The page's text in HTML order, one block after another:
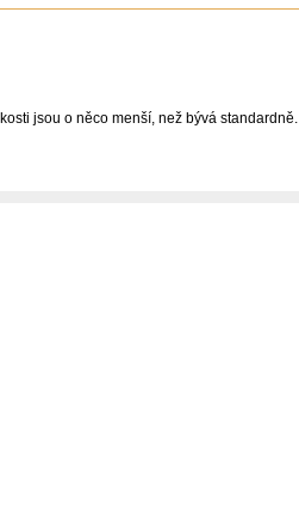
jsou o něco menší, než bývá standardně.